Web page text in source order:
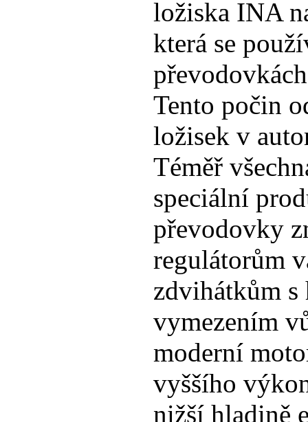
ložiska INA
která se
Tento počin
ložisek v
Téměř
speciální
převodovky
regulátorům
zdvihátkům
vymezením
moderní
vyššího
nižší hladině